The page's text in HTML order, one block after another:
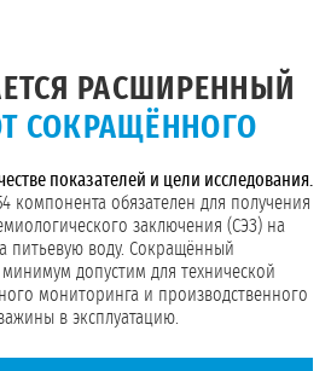
РАСШИРЕННЫЙ
СОКРАЩЁННОГО
показателей и цели исследования.
компонента обязателен для получения
заключения (СЭЗ) на
питьевую воду. Сокращённый
допустим для технической
мониторинга и производственного
в эксплуатацию.